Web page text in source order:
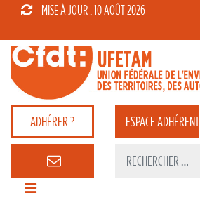
MISE À JOUR : 10 AOÛT 2026
ADHÉRER ? ESPACEADHÉRENT